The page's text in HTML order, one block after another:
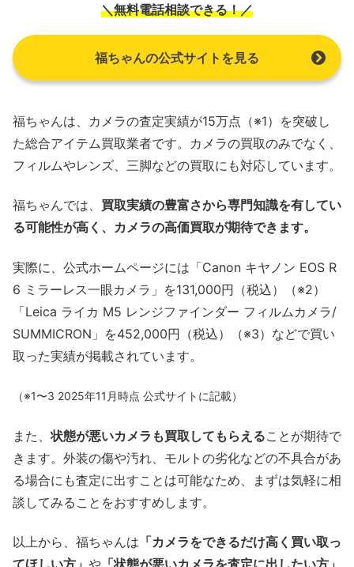
＼無料電話相談できる！／
福ちゃんの公式サイトを見る
福ちゃんは、カメラの査定実績が15万点（※1）を突破し
た総合アイテム買取業者です。カメラの買取のみでなく、
フィルムやレンズ、三脚などの買取にも対応しています。
福ちゃんでは、 買取実績の豊富さから専門知識を有してい
る可能性が高く、カメラの高価買取が期待できます。
実際に、公式ホームページには「Canon キヤノン EOS R
6 ミラーレス一眼カメラ」を131,000円（税込）（※2）
「Leica ライカ M5 レンジファインダー フィルムカメラ/
SUMMICRON」を452,000円（税込）（※3）などで買い
取った実績が掲載されています。
（※1〜3 2025年11月時点 公式サイトに記載）
また、状態が悪いカメラも買取してもらえることが期待で
きます。外装の傷や汚れ、モルトの劣化などの不具合があ
る場合にも査定に出すことは可能なため、まずは気軽に相
談してみることをおすすめします。
以上から、福ちゃんは 「カメラをできるだけ高く買い取っ
てほしい方」 や 「状態が悪いカメラを査定に出したい方」